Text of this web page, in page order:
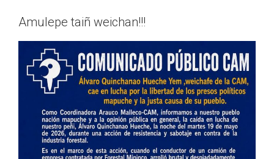
Amulepe taiñ weichan!!!